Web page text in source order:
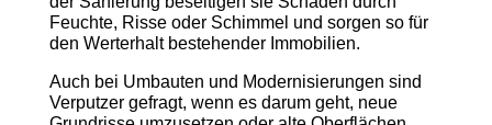
Feuchte, Risse oder Schimmel und sorgen so für
den Werterhalt bestehender Immobilien.
Auch bei Umbauten und Modernisierungen sind
Verputzer gefragt, wenn es darum geht, neue